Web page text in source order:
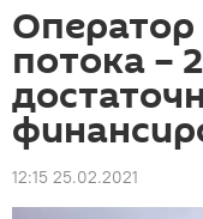
Оператор
потока –
12:15 25.02.2021